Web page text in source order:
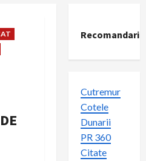
Recomandari
Cutremur
Cotele
Dunarii
PR 360
Citate